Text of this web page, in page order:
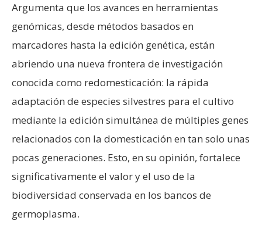
Argumenta que los avances en herramientas
genómicas, desde métodos basados ​​en
marcadores hasta la edición genética, están
abriendo una nueva frontera de investigación
conocida como redomesticación: la rápida
adaptación de especies silvestres para el cultivo
mediante la edición simultánea de múltiples genes
relacionados con la domesticación en tan solo unas
pocas generaciones. Esto, en su opinión, fortalece
significativamente el valor y el uso de la
biodiversidad conservada en los bancos de
germoplasma.